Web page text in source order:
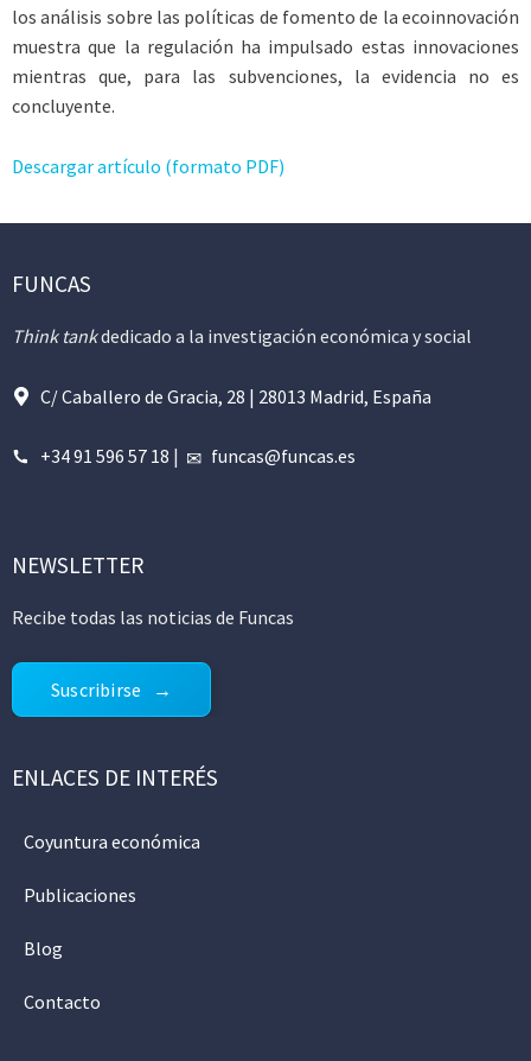
los análisis sobre las políticas de fomento de la ecoinnovación
muestra que la regulación ha impulsado estas innovaciones
mientras que, para las subvenciones, la evidencia no es
concluyente.
Descargar artículo (formato PDF)
FUNCAS
Think tankdedicado a la investigación económica y social
C/ Caballero de Gracia, 28 | 28013 Madrid, España
+34 91 596 57 18 | funcas@funcas.es
NEWSLETTER
Recibe todas las noticias de Funcas
Suscribirse
ENLACES DE INTERÉS
Coyuntura económica
Publicaciones
Blog
Contacto